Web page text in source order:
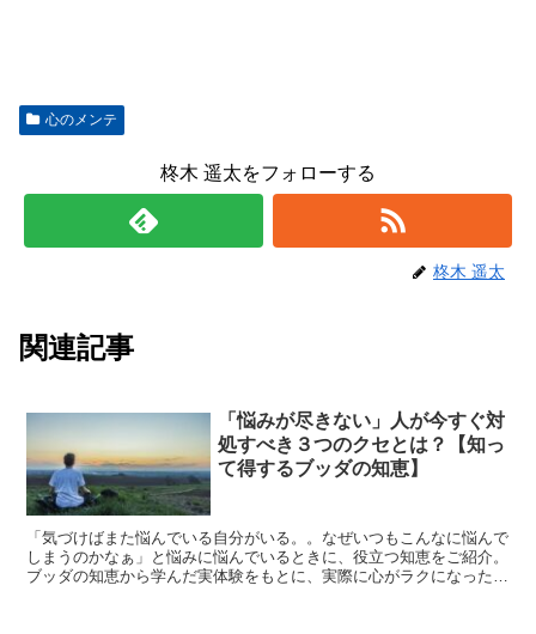
心のメンテ
柊木 遥太をフォローする
柊木 遥太
関連記事
「悩みが尽きない」人が今すぐ対
処すべき３つのクセとは？【知っ
て得するブッダの知恵】
「気づけばまた悩んでいる自分がいる。。なぜいつもこんなに悩んで
しまうのかなぁ」と悩みに悩んでいるときに、役立つ知恵をご紹介。
ブッダの知恵から学んだ実体験をもとに、実際に心がラクになったこ